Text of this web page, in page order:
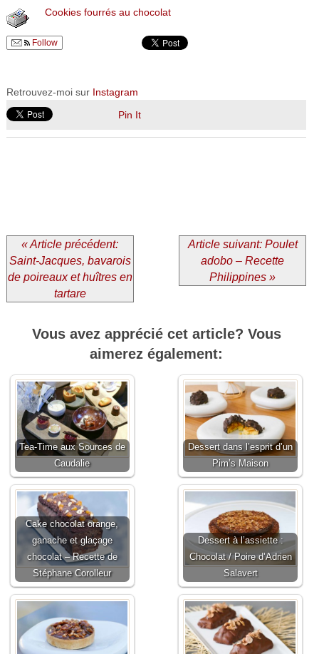
Cookies fourrés au chocolat
Follow
Retrouvez-moi sur Instagram
Pin It
« Article précédent:
Saint-Jacques, bavarois
de poireaux et huîtres en
tartare
Article suivant: Poulet
adobo – Recette
Philippines »
Vous avez apprécié cet article? Vous
aimerez également:
Tea-Time aux Sources de
Caudalie
Dessert dans l’esprit d’un
Pim’s Maison
Cake chocolat orange,
ganache et glaçage
chocolat – Recette de
Stéphane Corolleur
Dessert à l’assiette :
Chocolat / Poire d’Adrien
Salavert